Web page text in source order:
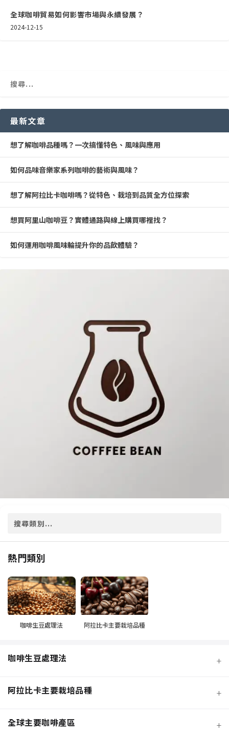
全球咖啡貿易如何影響市場與永續發展？
2024-12-15
最新文章
想了解咖啡品種嗎？一次搞懂特色、風味與應用
如何品味音樂家系列咖啡的藝術與風味？
想了解阿拉比卡咖啡嗎？從特色、栽培到品質全方位探索
想買阿里山咖啡豆？實體通路與線上購買哪裡找？
如何運用咖啡風味輪提升你的品飲體驗？
熱門類別
咖啡生豆處理法 阿拉比卡主要栽培品種
咖啡生豆處理法 +
阿拉比卡主要栽培品種 +
全球主要咖啡產區 +